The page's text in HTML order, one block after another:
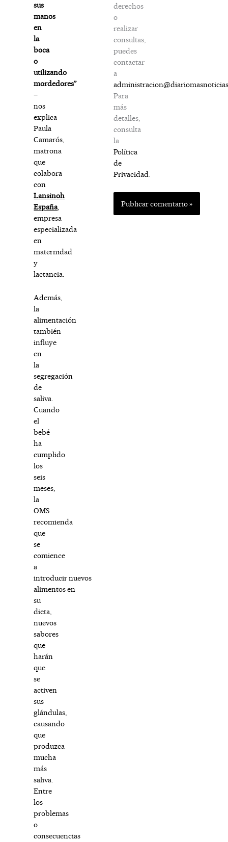
sus
manos
en
la
boca
o
utilizando
mordedores”
–
nos
explica
Paula
Camarós,
matrona
que
colabora
con
Lansinoh
España,
empresa
especializada
en
maternidad
y
lactancia.
Además,
la
alimentación
también
influye
en
la
segregación
de
saliva.
Cuando
el
bebé
ha
cumplido
los
seis
meses,
la
OMS
recomienda
que
se
comience
a
introducir nuevos
alimentos en
su
dieta,
nuevos
sabores
que
harán
que
se
activen
sus
glándulas,
causando
que
produzca
mucha
más
saliva.
Entre
los
problemas
o
consecuencias
derechos
o
realizar
consultas,
puedes
contactar
a
Para
más
detalles,
consulta
la
Política
de
Privacidad